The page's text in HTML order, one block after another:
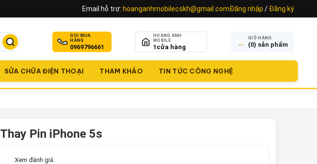
Email hỗ trợ: hoanganhmobilecskh@gmail.comĐăng nhập / Đăng ký
GỌI MUA
HÀNG
0969796661
HOÀNG ANH
MOBILE
1 cửa hàng
GIỎ HÀNG
(0) sản phẩm
SỬA CHỮA ĐIỆN THOẠI THAM KHẢO TIN TỨC CÔNG NGHỆ
Thay Pin iPhone 5s
Xem đánh giá